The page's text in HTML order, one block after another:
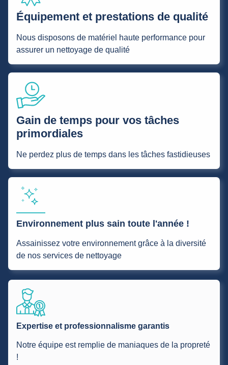
Équipement et prestations de qualité
Nous disposons de matériel haute performance pour
assurer un nettoyage de qualité
Gain de temps pour vos tâches
primordiales
Ne perdez plus de temps dans les tâches fastidieuses
Environnement plus sain toute l'année !
Assainissez votre environnement grâce à la diversité
de nos services de nettoyage
Expertise et professionnalisme garantis
Notre équipe est remplie de maniaques de la propreté
!